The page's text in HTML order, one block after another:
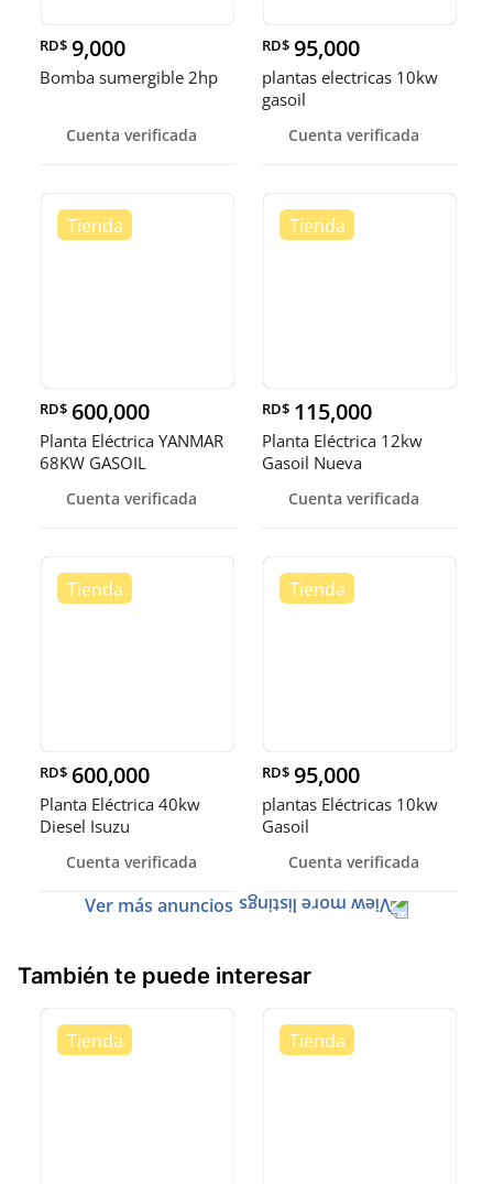
RD$ 9,000
Bomba sumergible 2hp
Cuenta verificada
RD$ 95,000
plantas electricas 10kw
gasoil
Cuenta verificada
RD$ 600,000
Planta Eléctrica YANMAR
68KW GASOIL
Cuenta verificada
RD$ 115,000
Planta Eléctrica 12kw
Gasoil Nueva
Cuenta verificada
RD$ 600,000
Planta Eléctrica 40kw
Diesel Isuzu
Cuenta verificada
RD$ 95,000
plantas Eléctricas 10kw
Gasoil
Cuenta verificada
Ver más anuncios
También te puede interesar